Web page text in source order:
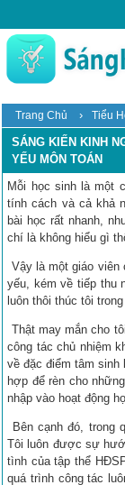
Trang Chủ › Tiểu
SÁNG KIẾN KINH
YẾU MÔN TOÁN
Mỗi học sinh là một
tính cách và cả khả
bài học rất nhanh,
chí là không hiểu gì
Vậy là một giáo
yếu, kém về tiếp thu
luôn thôi thúc tôi
Thật may mắn cho
công tác chủ nhiệm
về đặc điểm tâm
hợp để rèn cho
nhập vào hoạt động
Bên cạnh đó, trong
Tôi luôn được sự
tình của tập thể
quá trình công tác